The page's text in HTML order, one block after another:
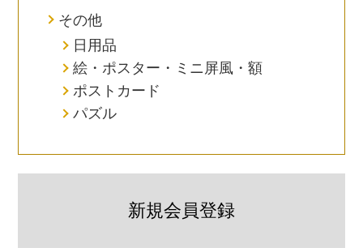
その他
日用品
絵・ポスター・ミニ屏風・額
ポストカード
パズル
新規会員登録